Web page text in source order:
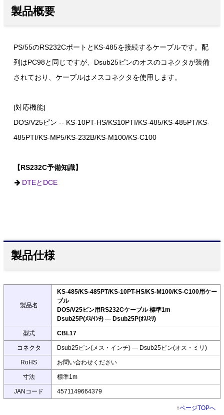
製品概要
PS/55のRS232CポートとKS-485を接続するケーブルです。配
列はPC98と同じですが、Dsub25ピンのオスのコネクタが装備
されており、ケーブルはメスコネクタを使用します。
[対応機能]
DOS/V25ピン -- KS-10PT-HS/KS10PTI/KS-485/KS-485PT/KS-
485PTI/KS-MP5/KS-232B/KS-M100/KS-C100
【RS232C予備知識】
DTEとDCE
製品仕様
製品名
KS-485/KS-485PT/KS-10PT-HS/KS-M100/KS-C100用ケー
ブル
DOS/V25ピン用RS232Cケーブル 標準1m
Dsub25P(ﾒｽ/ｲﾝﾁ) ― Dsub25P(ｵｽ/ﾐﾘ)
型式 CBL17
コネクタ Dsub25ピン(メス・インチ) ― Dsub25ピン(オス・ミリ)
RoHS お問い合わせください
寸法 標準1m
JANコード 4571149664379
↑ページTOPへ